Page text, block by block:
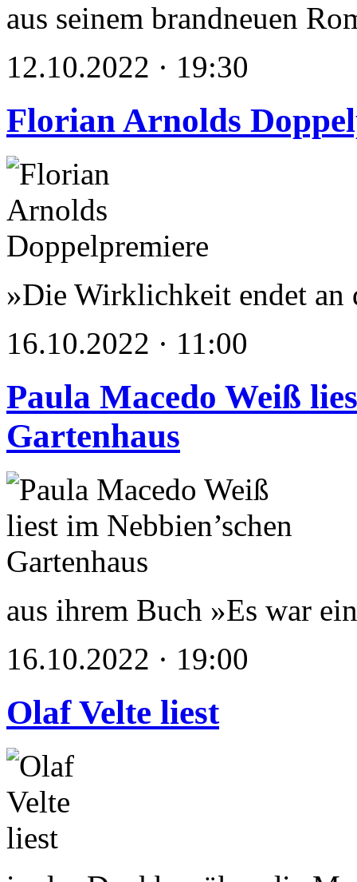
aus seinem brandneuen
12.10.2022 · 19:30
Florian Arnolds
»Die Wirklichkeit endet an
16.10.2022 · 11:00
Paula Macedo Weiß
Gartenhaus
aus ihrem Buch »Es war
16.10.2022 · 19:00
Olaf Velte liest